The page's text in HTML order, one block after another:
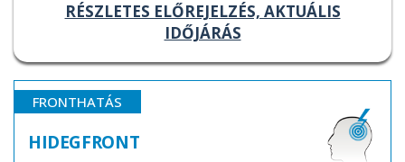
RÉSZLETES ELŐREJELZÉS, AKTUÁLIS
IDŐJÁRÁS
FRONTHATÁS
HIDEGFRONT